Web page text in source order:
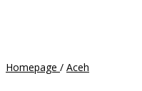
Homepage / Aceh